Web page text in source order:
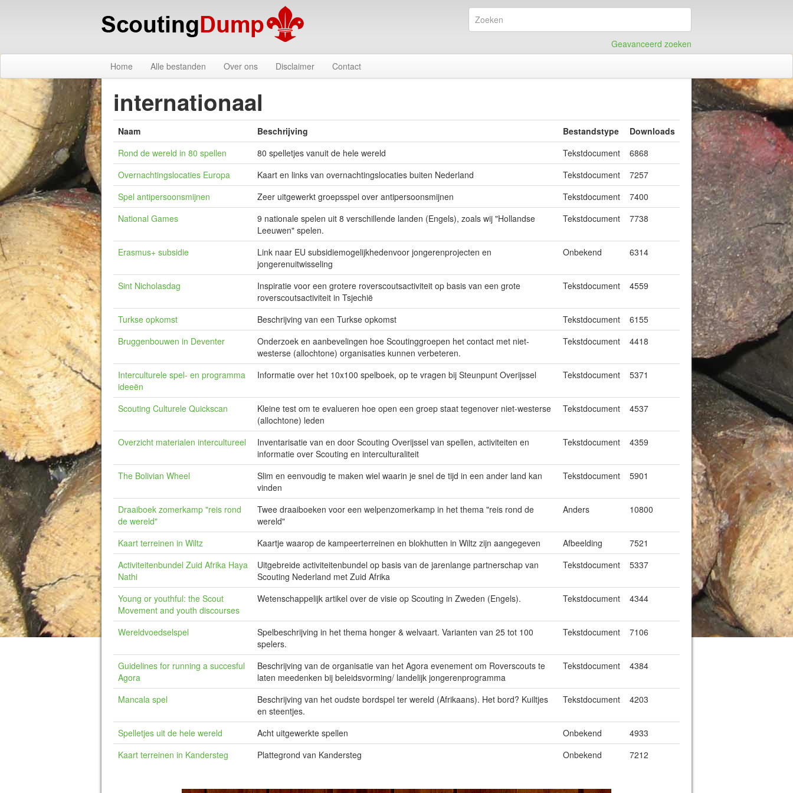
Geavanceerd zoeken
Home
Alle bestanden Over ons Disclaimer Contact
internationaal
Naam Beschrijving Bestandstype
Downloads
Rond de wereld in 80 spellen
80 spelletjes vanuit de hele wereld Tekstdocument
6868
Overnachtingslocaties Europa
Kaart en links van overnachtingslocaties buiten Nederland Tekstdocument
7257
Spel antipersoonsmijnen
Zeer uitgewerkt groepsspel over antipersoonsmijnen Tekstdocument
7400
National Games
9 nationale spelen uit 8 verschillende landen (Engels), zoals wij "Hollandse
Leeuwen" spelen.
Tekstdocument 7738
Erasmus+ subsidie
Link naar EU subsidiemogelijkhedenvoor jongerenprojecten en
jongerenuitwisseling
Onbekend 6314
Sint Nicholasdag
Inspiratie voor een grotere roverscoutsactiviteit op basis van een grote
roverscoutsactiviteit in Tsjechië
Tekstdocument 4559
Turkse opkomst Beschrijving van een Turkse opkomst Tekstdocument
6155
Bruggenbouwen in Deventer
Onderzoek en aanbevelingen hoe Scoutinggroepen het contact met niet-
westerse (allochtone) organisaties kunnen verbeteren.
Tekstdocument 4418
Interculturele spel- en programma
ideeën
Informatie over het 10x100 spelboek, op te vragen bij Steunpunt Overijssel Tekstdocument 5371
Scouting Culturele Quickscan
Kleine test om te evalueren hoe open een groep staat tegenover niet-westerse
(allochtone) leden
Tekstdocument 4537
Overzicht materialen intercultureel
Inventarisatie van en door Scouting Overijssel van spellen, activiteiten en
informatie over Scouting en interculturaliteit
Tekstdocument 4359
The Bolivian Wheel
Slim en eenvoudig te maken wiel waarin je snel de tijd in een ander land kan
vinden
Tekstdocument 5901
Draaiboek zomerkamp "reis rond
de wereld"
Twee draaiboeken voor een welpenzomerkamp in het thema "reis rond de
wereld"
Anders 10800
Kaart terreinen in Wiltz Kaartje waarop de kampeerterreinen en blokhutten in Wiltz zijn aangegeven Afbeelding
7521
Activiteitenbundel Zuid Afrika Haya
Nathi
Uitgebreide activiteitenbundel op basis van de jarenlange partnerschap van
Scouting Nederland met Zuid Afrika
Tekstdocument 5337
Young or youthful: the Scout
Movement and youth discourses
Wetenschappelijk artikel over de visie op Scouting in Zweden (Engels). Tekstdocument 4344
Wereldvoedselspel
Spelbeschrijving in het thema honger & welvaart. Varianten van 25 tot 100
spelers.
Tekstdocument 7106
Guidelines for running a succesful
Agora
Beschrijving van de organisatie van het Agora evenement om Roverscouts te
laten meedenken bij beleidsvorming/ landelijk jongerenprogramma
Tekstdocument 4384
Mancala spel
Beschrijving van het oudste bordspel ter wereld (Afrikaans). Het bord? Kuiltjes
en steentjes.
Tekstdocument 4203
Spelletjes uit de hele wereld Acht uitgewerkte spellen Onbekend
4933
Kaart terreinen in Kandersteg
Plattegrond van Kandersteg Onbekend 7212